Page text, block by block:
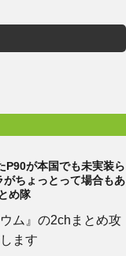
P90が本国でも未実装ら
ちょっとって場合もあ
め隊
ム』の2chまとめ攻
ます